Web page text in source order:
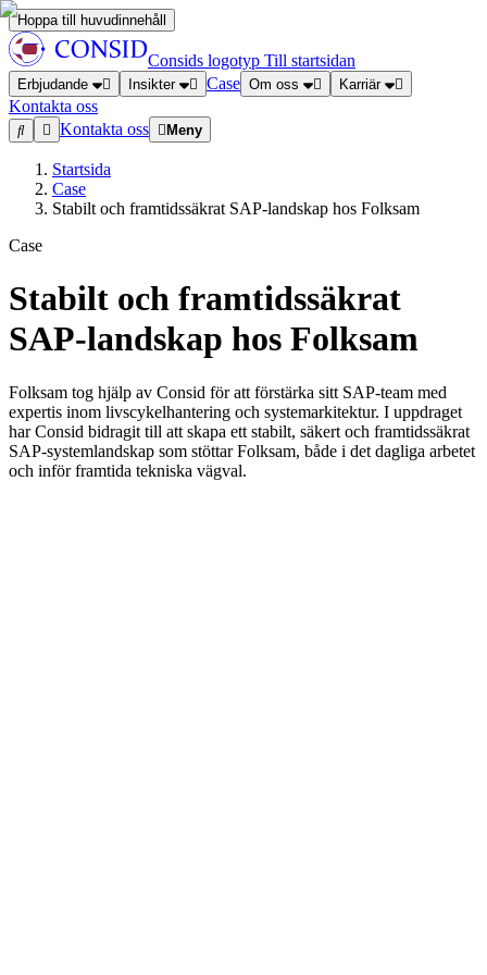
Hoppa till huvudinnehåll
Consids logotyp Till startsidan
Erbjudande Insikter Case Om oss Karriär
Kontakta oss
Kontakta oss
Meny
Startsida
Case
Stabilt och framtidssäkrat SAP-landskap hos Folksam
Case
Stabilt och framtidssäkrat
SAP-landskap hos Folksam
Folksam tog hjälp av Consid för att förstärka sitt SAP-team med
expertis inom livscykelhantering och systemarkitektur. I uppdraget
har Consid bidragit till att skapa ett stabilt, säkert och framtidssäkrat
SAP-systemlandskap som stöttar Folksam, både i det dagliga arbetet
och inför framtida tekniska vägval.